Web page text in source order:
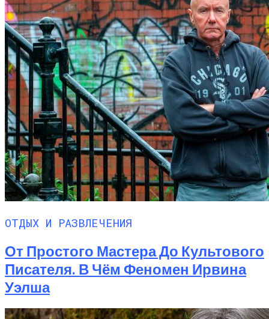
ОТДЫХ И РАЗВЛЕЧЕНИЯ
От Простого Мастера До Культового
Писателя. В Чём Феномен Ирвина
Уэлша